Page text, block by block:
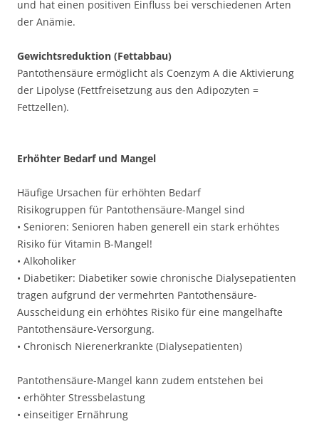
und hat einen positiven Einfluss bei verschiedenen Arten
der Anämie.
Gewichtsreduktion (Fettabbau)
Pantothensäure ermöglicht als Coenzym A die Aktivierung
der Lipolyse (Fettfreisetzung aus den Adipozyten =
Fettzellen).
Erhöhter Bedarf und Mangel
Häufige Ursachen für erhöhten Bedarf
Risikogruppen für Pantothensäure-Mangel sind
• Senioren: Senioren haben generell ein stark erhöhtes
Risiko für Vitamin B-Mangel!
• Alkoholiker
• Diabetiker: Diabetiker sowie chronische Dialysepatienten
tragen aufgrund der vermehrten Pantothensäure-
Ausscheidung ein erhöhtes Risiko für eine mangelhafte
Pantothensäure-Versorgung.
• Chronisch Nierenerkrankte (Dialysepatienten)
Pantothensäure-Mangel kann zudem entstehen bei
• erhöhter Stressbelastung
• einseitiger Ernährung